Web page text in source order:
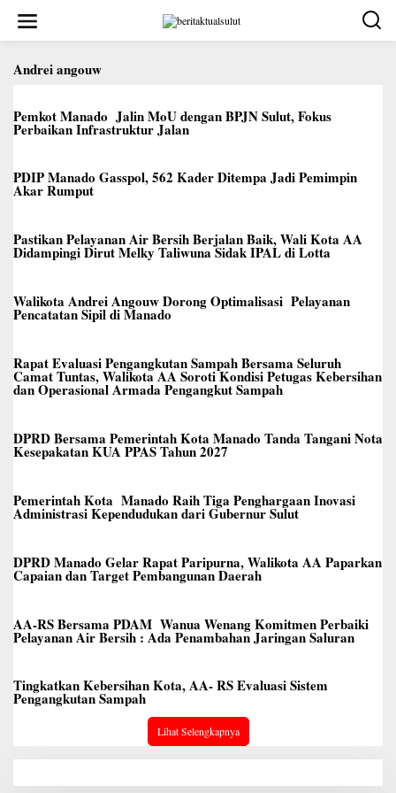
konten
Andrei angouw
Pemkot Manado Jalin MoU dengan BPJN Sulut, Fokus
Perbaikan Infrastruktur Jalan
PDIP Manado Gasspol, 562 Kader Ditempa Jadi Pemimpin
Akar Rumput
Pastikan Pelayanan Air Bersih Berjalan Baik, Wali Kota AA
Didampingi Dirut Melky Taliwuna Sidak IPAL di Lotta
Walikota Andrei Angouw Dorong Optimalisasi Pelayanan
Pencatatan Sipil di Manado
Rapat Evaluasi Pengangkutan Sampah Bersama Seluruh
Camat Tuntas, Walikota AA Soroti Kondisi Petugas Kebersihan
dan Operasional Armada Pengangkut Sampah
DPRD Bersama Pemerintah Kota Manado Tanda Tangani Nota
Kesepakatan KUA PPAS Tahun 2027
Pemerintah Kota Manado Raih Tiga Penghargaan Inovasi
Administrasi Kependudukan dari Gubernur Sulut
DPRD Manado Gelar Rapat Paripurna, Walikota AA Paparkan
Capaian dan Target Pembangunan Daerah
AA-RS Bersama PDAM Wanua Wenang Komitmen Perbaiki
Pelayanan Air Bersih : Ada Penambahan Jaringan Saluran
Tingkatkan Kebersihan Kota, AA- RS Evaluasi Sistem
Pengangkutan Sampah
Lihat Selengkapnya